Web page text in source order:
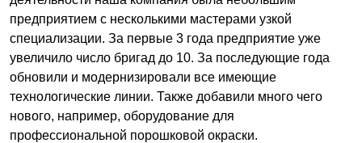
предприятием с несколькими мастерами узкой
специализации. За первые 3 года предприятие уже
увеличило число бригад до 10. За последующие года
обновили и модернизировали все имеющие
технологические линии. Также добавили много чего
нового, например, оборудование для
профессиональной порошковой окраски.